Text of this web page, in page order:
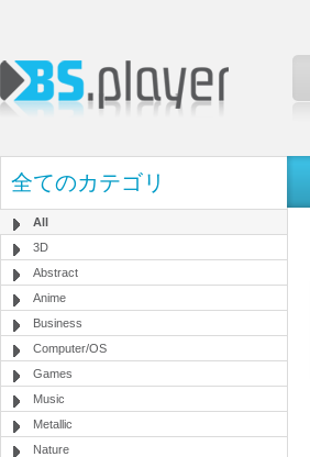
全てのカテゴリ
All
3D
Abstract
Anime
Business
Computer/OS
Games
Music
Metallic
Nature